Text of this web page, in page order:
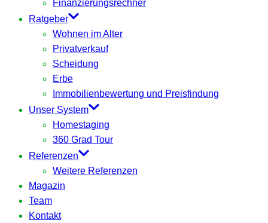
Finanzierungsrechner
Ratgeber
Wohnen im Alter
Privatverkauf
Scheidung
Erbe
Immobilienbewertung und Preisfindung
Unser System
Homestaging
360 Grad Tour
Referenzen
Weitere Referenzen
Magazin
Team
Kontakt